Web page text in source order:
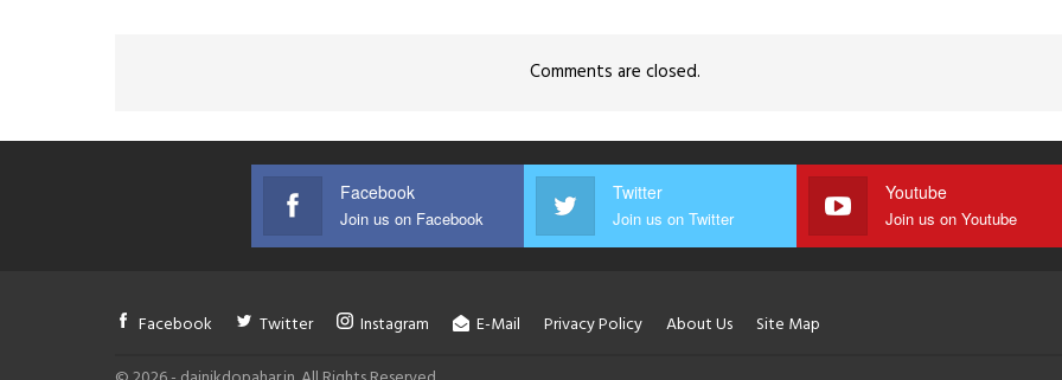
Comments are closed.
Facebook
Join us on Facebook
Twitter
Join us on Twitter
Youtube
Join us on Youtube
Facebook Twitter Instagram E-Mail Privacy Policy About Us
Site Map